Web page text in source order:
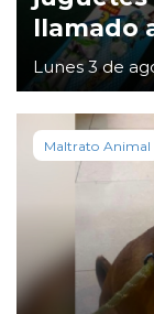
llamado
Lunes 3 de
Maltrato Animal